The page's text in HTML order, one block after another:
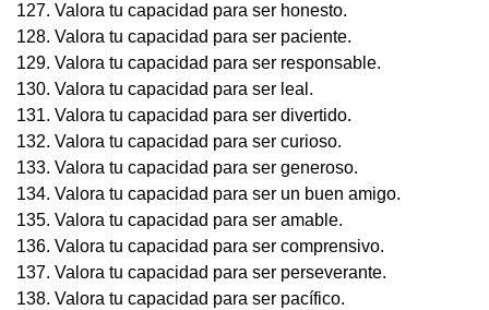
127. Valora tu capacidad para ser honesto.
128. Valora tu capacidad para ser paciente.
129. Valora tu capacidad para ser responsable.
130. Valora tu capacidad para ser leal.
131. Valora tu capacidad para ser divertido.
132. Valora tu capacidad para ser curioso.
133. Valora tu capacidad para ser generoso.
134. Valora tu capacidad para ser un buen amigo.
135. Valora tu capacidad para ser amable.
136. Valora tu capacidad para ser comprensivo.
137. Valora tu capacidad para ser perseverante.
138. Valora tu capacidad para ser pacífico.